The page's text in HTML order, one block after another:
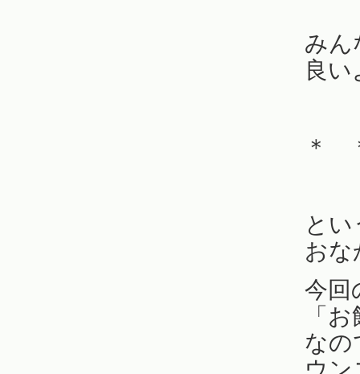
みん
良い
＊
と
おな
今回
「
なの